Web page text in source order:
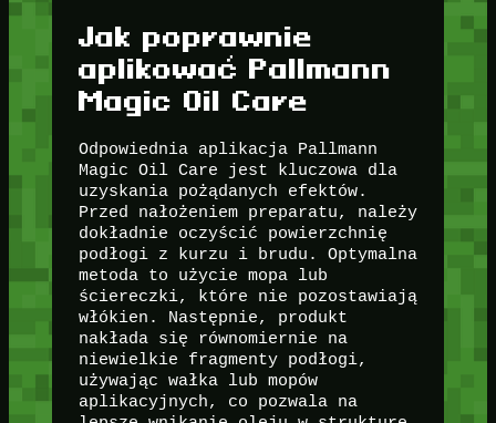
Jak poprawnie
aplikować Pallmann
Magic Oil Care
Odpowiednia aplikacja Pallmann
Magic Oil Care jest kluczowa dla
uzyskania pożądanych efektów.
Przed nałożeniem preparatu, należy
dokładnie oczyścić powierzchnię
podłogi z kurzu i brudu. Optymalna
metoda to użycie mopa lub
ściereczki, które nie pozostawiają
włókien. Następnie, produkt
nakłada się równomiernie na
niewielkie fragmenty podłogi,
używając wałka lub mopów
aplikacyjnych, co pozwala na